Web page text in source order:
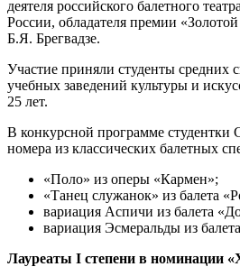
деятеля российского балетного
России, обладателя премии
Б.Я. Брегвадзе.
Участие приняли студенты
учебных заведений культуры и
25 лет.
В конкурсной программе
номера из классических балетных
«Поло» из оперы «Кармен»;
«Танец служанок» из балета
вариация Аспичи из балета
вариация Эсмеральды из
Лауреаты I степени в номинации